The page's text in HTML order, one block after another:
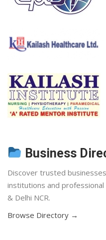
Business
Discover trusted
institutions and
& Delhi NCR.
Browse Directory →